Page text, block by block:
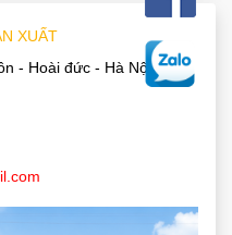
XUẤT
- Hoài đức - Hà Nội